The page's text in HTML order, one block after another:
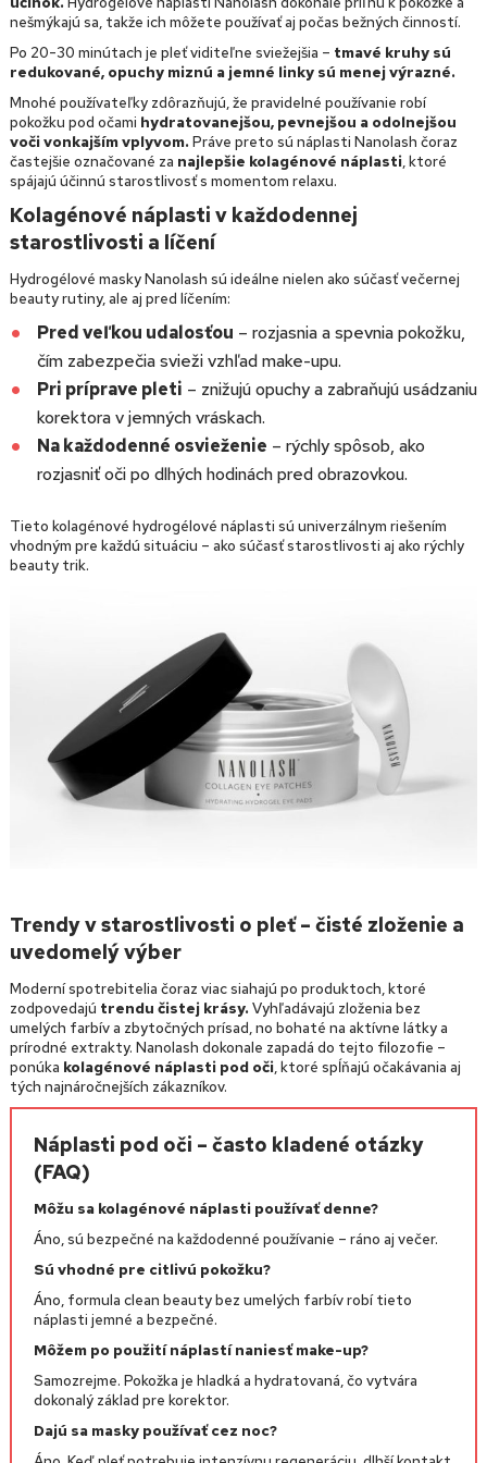
nešmýkajú sa, takže ich môžete používať aj počas bežných činností.
Po 20-30 minútach je pleť viditeľne sviežejšia – tmavé kruhy sú
redukované, opuchy miznú a jemné linky sú menej výrazné.
Mnohé používateľky zdôrazňujú, že pravidelné používanie robí
pokožku pod očami hydratovanejšou, pevnejšou a odolnejšou
voči vonkajším vplyvom. Práve preto sú náplasti Nanolash čoraz
častejšie označované za najlepšie kolagénové náplasti, ktoré
spájajú účinnú starostlivosť s momentom relaxu.
Kolagénové náplasti v každodennej
starostlivosti a líčení
Hydrogélové masky Nanolash sú ideálne nielen ako súčasť večernej
beauty rutiny, ale aj pred líčením:
Pred veľkou udalosťou – rozjasnia a spevnia pokožku,
čím zabezpečia svieži vzhľad make-upu.
Pri príprave pleti – znižujú opuchy a zabraňujú usádzaniu
korektora v jemných vráskach.
Na každodenné osvieženie – rýchly spôsob, ako
rozjasniť oči po dlhých hodinách pred obrazovkou.
Tieto kolagénové hydrogélové náplasti sú univerzálnym riešením
vhodným pre každú situáciu – ako súčasť starostlivosti aj ako rýchly
beauty trik.
Trendy v starostlivosti o pleť – čisté zloženie a
uvedomelý výber
Moderní spotrebitelia čoraz viac siahajú po produktoch, ktoré
zodpovedajú trendu čistej krásy. Vyhľadávajú zloženia bez
umelých farbív a zbytočných prísad, no bohaté na aktívne látky a
prírodné extrakty. Nanolash dokonale zapadá do tejto filozofie –
ponúka kolagénové náplasti pod oči, ktoré spĺňajú očakávania aj
tých najnáročnejších zákazníkov.
Náplasti pod oči – často kladené otázky
(FAQ)
Môžu sa kolagénové náplasti používať denne?
Áno, sú bezpečné na každodenné používanie – ráno aj večer.
Sú vhodné pre citlivú pokožku?
Áno, formula clean beauty bez umelých farbív robí tieto
náplasti jemné a bezpečné.
Môžem po použití náplastí naniesť make-up?
Samozrejme. Pokožka je hladká a hydratovaná, čo vytvára
dokonalý základ pre korektor.
Dajú sa masky používať cez noc?